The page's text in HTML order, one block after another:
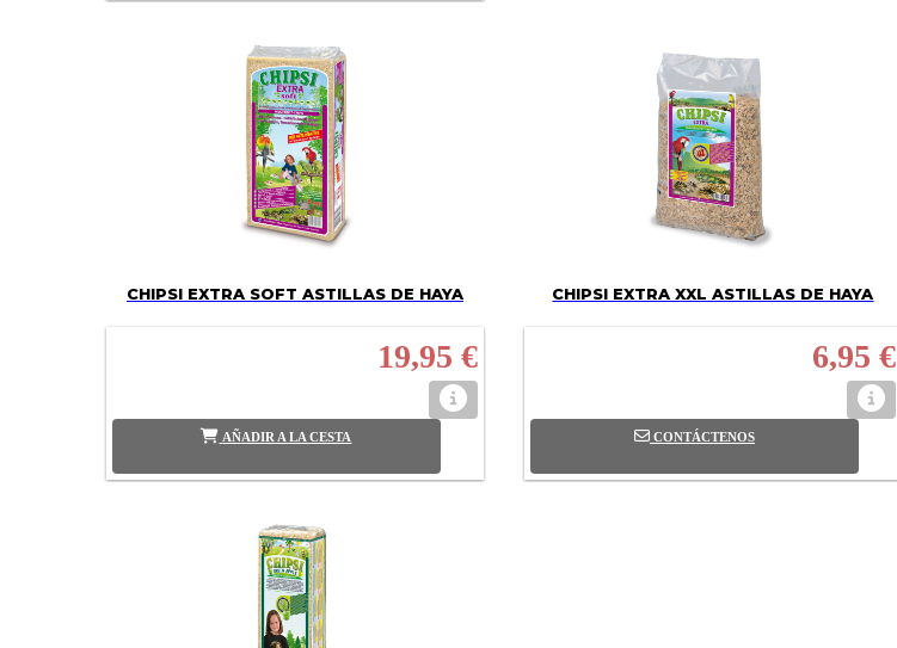
CHIPSI EXTRA SOFT ASTILLAS DE HAYA
19,95 €
AÑADIR A LA CESTA
CHIPSI EXTRA XXL ASTILLAS DE HAYA
6,95 €
CONTÁCTENOS